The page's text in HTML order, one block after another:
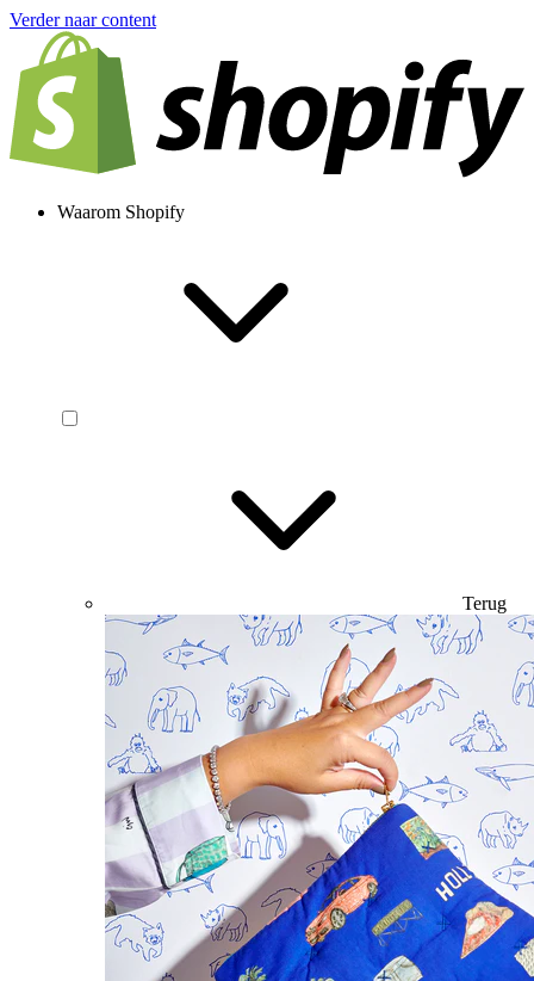
Verder naar content
Waarom Shopify
Terug